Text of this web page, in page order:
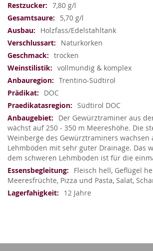
7,80 g/l
5,70 g/l
Holzfass/Edelstahltank
Naturkorken
trocken
vollmundig & komplex
Trentino-Südtirol
DOC
Südtirol DOC
Der Gewürztraminer aus
wächst auf 250 - 350 m Meereshöhe. Die
Weinberge des Gewürztraminers wachsen
Lehmböden mit sehr guter Drainage. Das
dem schweren Lehmboden ist für die
Fleisch hell, Geflügel
Meeresfrüchte, Pizza und Pasta, Salat,
12 Jahre